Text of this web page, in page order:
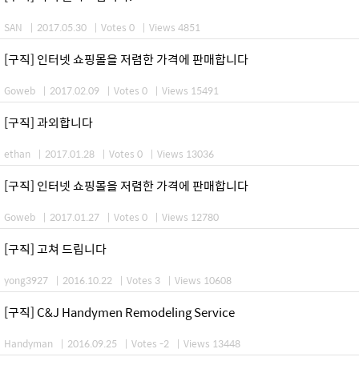
SAN | 2017.05.30 | Votes 0 | Views 4851
[구직] 인터넷 쇼핑몰을 저렴한 가격에 판매합니다
Goweb | 2017.02.09 | Votes 0 | Views 15491
[구직] 과외합니다
ethan | 2017.01.28 | Votes 0 | Views 13036
[구직] 인터넷 쇼핑몰을 저렴한 가격에 판매합니다
Goweb | 2017.01.27 | Votes 0 | Views 12780
[구직] 고쳐 드립니다
yong3927 | 2016.10.22 | Votes 3 | Views 10608
[구직] C&J Handymen Remodeling Service
Handyman | 2016.09.25 | Votes -2 | Views 13448